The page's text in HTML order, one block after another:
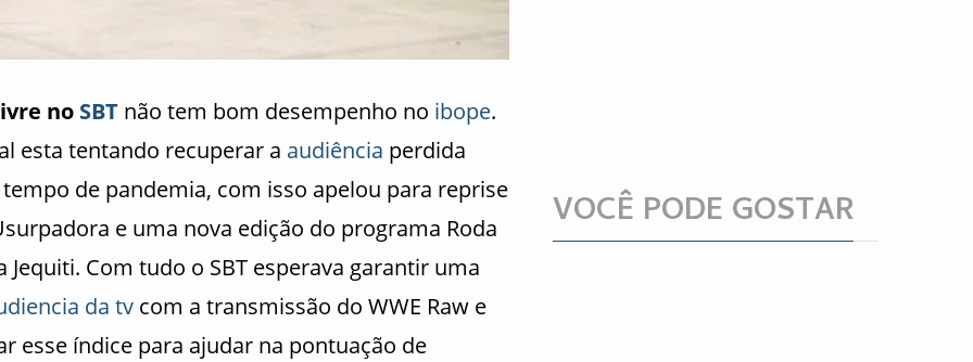
no SBT não tem bom desempenho no ibope.
esta tentando recuperar a audiência perdida
de pandemia, com isso apelou para reprise
e uma nova edição do programa Roda
Jequiti. Com tudo o SBT esperava garantir uma
da tv com a transmissão do WWE Raw e
esse índice para ajudar na pontuação de
VOCÊ PODE GOSTAR